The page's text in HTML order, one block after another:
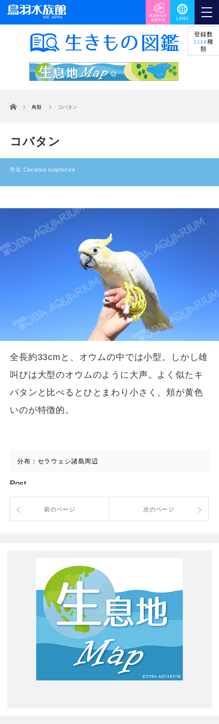
登録数
1128種
類
ホーム 鳥類 コバタン
コバタン
学名:Cacatua sulphurea
全長約33cmと、オウムの中では小型。しかし雄
叫びは大型のオウムのように大声。よく似たキ
バタンと比べるとひとまわり小さく、頬が黄色
いのが特徴的。
分布：セラウェシ諸島周辺
Post
前のページ 次のページ